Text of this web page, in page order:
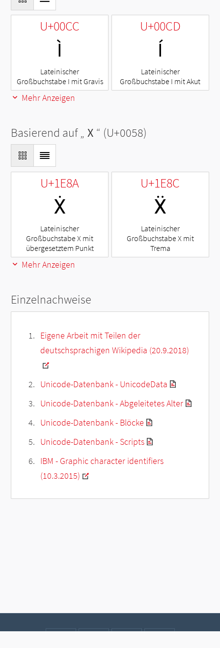
U+00CC
Ì
Lateinischer
Großbuchstabe I mit Gravis
U+00CD
Í
Lateinischer
Großbuchstabe I mit Akut
Mehr Anzeigen
Basierend auf „ X “ (U+0058)
U+1E8A
Ẋ
Lateinischer
Großbuchstabe X mit
übergesetztem Punkt
U+1E8C
Ẍ
Lateinischer
Großbuchstabe X mit
Trema
Mehr Anzeigen
Einzelnachweise
Eigene Arbeit mit Teilen der
deutschsprachigen Wikipedia (20.9.2018)
Unicode-Datenbank - UnicodeData
Unicode-Datenbank - Abgeleitetes Alter
Unicode-Datenbank - Blöcke
Unicode-Datenbank - Scripts
IBM - Graphic character identifiers
(10.3.2015)